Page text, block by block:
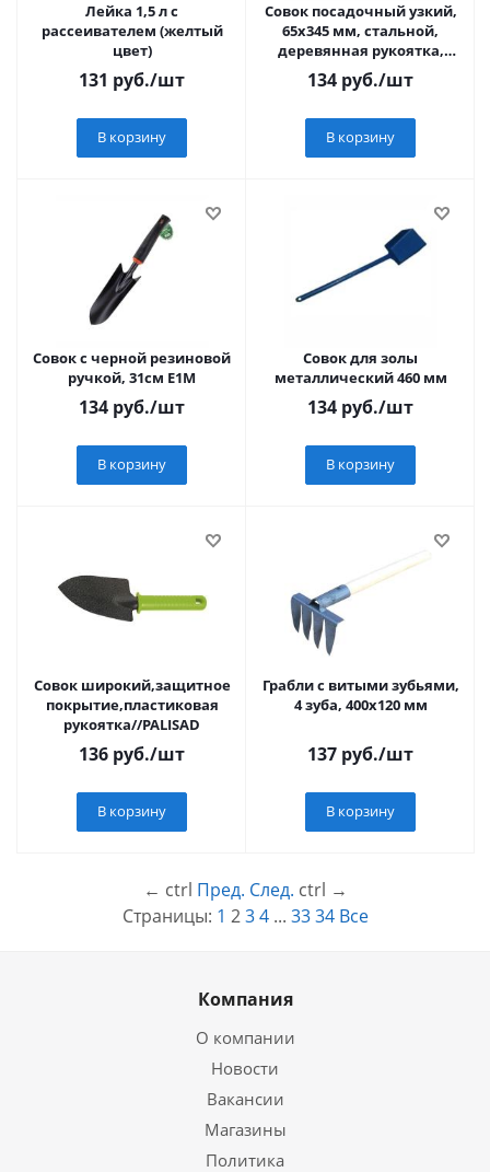
Лейка 1,5 л с
рассеивателем (желтый
цвет)
131 руб./шт
В корзину
Совок посадочный узкий,
65х345 мм, стальной,
деревянная рукоятка,
АГРОНОМ, Россия//
Сибртех
134 руб./шт
В корзину
Совок с черной резиновой
ручкой, 31см E1M
134 руб./шт
В корзину
Совок для золы
металлический 460 мм
134 руб./шт
В корзину
Совок широкий,защитное
покрытие,пластиковая
рукоятка//PALISAD
136 руб./шт
В корзину
Грабли с витыми зубьями,
4 зуба, 400х120 мм
137 руб./шт
В корзину
← ctrl Пред. След. ctrl →
Страницы: 1 2 3 4... 33 34 Все
Компания
О компании
Новости
Вакансии
Магазины
Политика